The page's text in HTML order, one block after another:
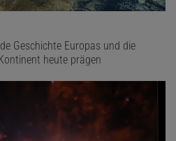
Geschichte Europas und die
heute prägen